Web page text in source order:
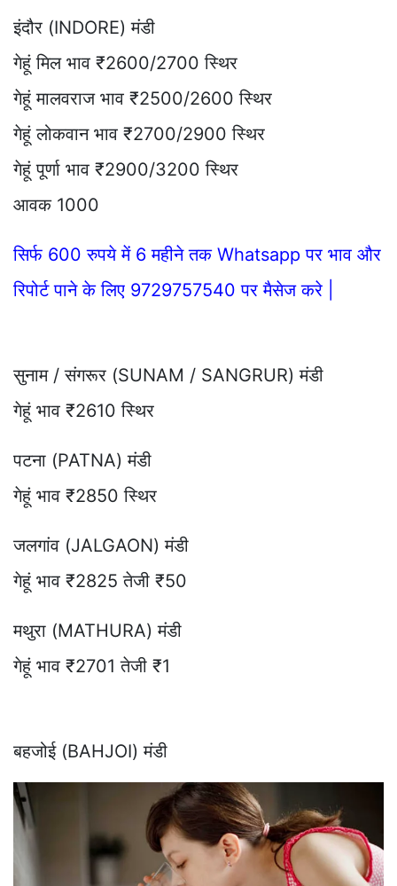
इंदौर (INDORE) मंडी
गेहूं मिल भाव ₹2600/2700 स्थिर
गेहूं मालवराज भाव ₹2500/2600 स्थिर
गेहूं लोकवान भाव ₹2700/2900 स्थिर
गेहूं पूर्णा भाव ₹2900/3200 स्थिर
आवक 1000
सिर्फ 600 रुपये में 6 महीने तक Whatsapp पर भाव और
रिपोर्ट पाने के लिए 9729757540 पर मैसेज करे |
सुनाम / संगरूर (SUNAM / SANGRUR) मंडी
गेहूं भाव ₹2610 स्थिर
पटना (PATNA) मंडी
गेहूं भाव ₹2850 स्थिर
जलगांव (JALGAON) मंडी
गेहूं भाव ₹2825 तेजी ₹50
मथुरा (MATHURA) मंडी
गेहूं भाव ₹2701 तेजी ₹1
बहजोई (BAHJOI) मंडी